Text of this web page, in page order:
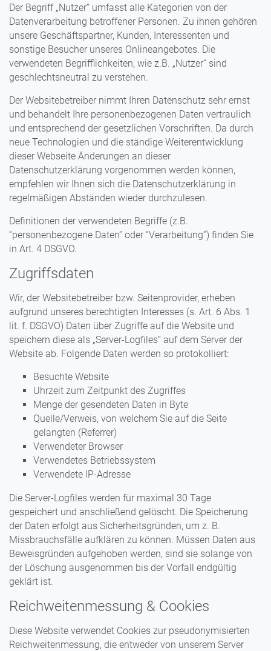
Der Begriff „Nutzer“ umfasst alle Kategorien von der
Datenverarbeitung betroffener Personen. Zu ihnen gehören
unsere Geschäftspartner, Kunden, Interessenten und
sonstige Besucher unseres Onlineangebotes. Die
verwendeten Begrifflichkeiten, wie z.B. „Nutzer“ sind
geschlechtsneutral zu verstehen.
Der Websitebetreiber nimmt Ihren Datenschutz sehr ernst
und behandelt Ihre personenbezogenen Daten vertraulich
und entsprechend der gesetzlichen Vorschriften. Da durch
neue Technologien und die ständige Weiterentwicklung
dieser Webseite Änderungen an dieser
Datenschutzerklärung vorgenommen werden können,
empfehlen wir Ihnen sich die Datenschutzerklärung in
regelmäßigen Abständen wieder durchzulesen.
Definitionen der verwendeten Begriffe (z.B.
“personenbezogene Daten” oder “Verarbeitung”) finden Sie
in Art. 4 DSGVO.
Zugriffsdaten
Wir, der Websitebetreiber bzw. Seitenprovider, erheben
aufgrund unseres berechtigten Interesses (s. Art. 6 Abs. 1
lit. f. DSGVO) Daten über Zugriffe auf die Website und
speichern diese als „Server-Logfiles“ auf dem Server der
Website ab. Folgende Daten werden so protokolliert:
Besuchte Website
Uhrzeit zum Zeitpunkt des Zugriffes
Menge der gesendeten Daten in Byte
Quelle/Verweis, von welchem Sie auf die Seite
gelangten (Referrer)
Verwendeter Browser
Verwendetes Betriebssystem
Verwendete IP-Adresse
Die Server-Logfiles werden für maximal 30 Tage
gespeichert und anschließend gelöscht. Die Speicherung
der Daten erfolgt aus Sicherheitsgründen, um z. B.
Missbrauchsfälle aufklären zu können. Müssen Daten aus
Beweisgründen aufgehoben werden, sind sie solange von
der Löschung ausgenommen bis der Vorfall endgültig
geklärt ist.
Reichweitenmessung & Cookies
Diese Website verwendet Cookies zur pseudonymisierten
Reichweitenmessung, die entweder von unserem Server